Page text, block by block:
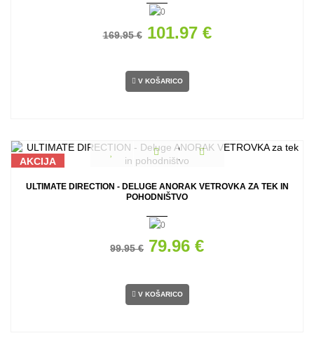
169.95 € 101.97 €
V KOŠARICO
AKCIJA
ULTIMATE DIRECTION - DELUGE ANORAK VETROVKA ZA TEK IN
POHODNIŠTVO
99.95 € 79.96 €
V KOŠARICO